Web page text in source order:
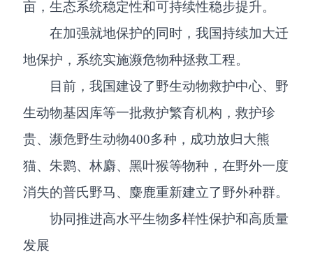
亩，生态系统稳定性和可持续性稳步提升。
在加强就地保护的同时，我国持续加大迁
地保护，系统实施濒危物种拯救工程。
目前，我国建设了野生动物救护中心、野
生动物基因库等一批救护繁育机构，救护珍
贵、濒危野生动物400多种，成功放归大熊
猫、朱鹮、林麝、黑叶猴等物种，在野外一度
消失的普氏野马、麋鹿重新建立了野外种群。
协同推进高水平生物多样性保护和高质量
发展